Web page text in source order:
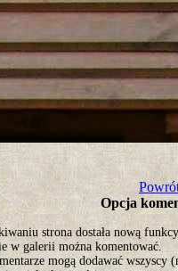
Opcja
strona dostała nową
w galerii można komentować.
mogą dodawać